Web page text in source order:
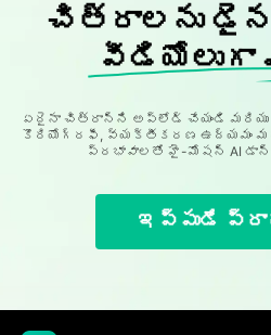
చిత్రాలను
వీడియోలుగా
ఏదైనా చిత్రాన్ని అప్లోడ్ చేయండి
కొరియోగ్రఫీ, వ్యక్తీకరణ ఉద్యమం
ప్రభావాలతో హై-మోషన్ AI
ఇప్పుడే